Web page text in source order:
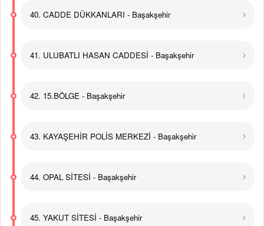
40. CADDE DÜKKANLARI - Başakşehir
41. ULUBATLI HASAN CADDESİ - Başakşehir
42. 15.BÖLGE - Başakşehir
43. KAYAŞEHİR POLİS MERKEZİ - Başakşehir
44. OPAL SİTESİ - Başakşehir
45. YAKUT SİTESİ - Başakşehir